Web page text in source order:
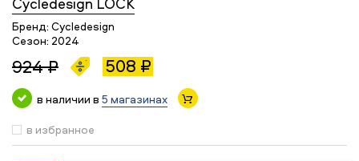
Бренд: Cycledesign
Сезон: 2024
924 ₽ 508 ₽
в наличии в 5 магазинах
в избранное